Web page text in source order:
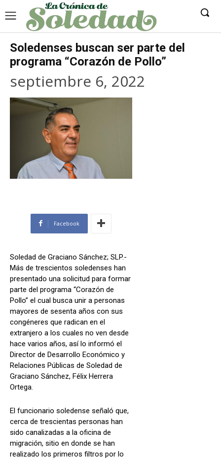
Soledenses buscan ser parte del
programa “Corazón de Pollo”
septiembre 6, 2022
Facebook
Soledad de Graciano Sánchez; SLP.-
Más de trescientos soledenses han
presentado una solicitud para formar
parte del programa “Corazón de
Pollo” el cual busca unir a personas
mayores de sesenta años con sus
congéneres que radican en el
extranjero a los cuales no ven desde
hace varios años, así lo informó el
Director de Desarrollo Económico y
Relaciones Públicas de Soledad de
Graciano Sánchez, Félix Herrera
Ortega.
El funcionario soledense señaló que,
cerca de trescientas personas han
sido canalizadas a la oficina de
migración, sitio en donde se han
realizado los primeros filtros por lo